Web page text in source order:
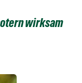
wirksam